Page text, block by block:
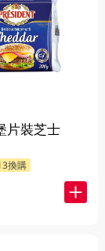
片裝芝士
換購